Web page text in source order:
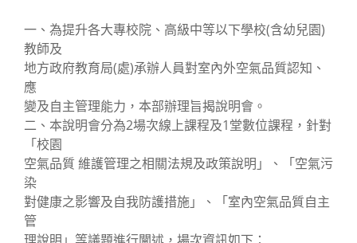
一、為提升各大專校院、高級中等以下學校(含幼兒園)
教師及
地方政府教育局(處)承辦人員對室內外空氣品質認知、
應
變及自主管理能力，本部辦理旨揭說明會。
二、本說明會分為2場次線上課程及1堂數位課程，針對
「校園
空氣品質 維護管理之相關法規及政策說明」、「空氣污
染
對健康之影響及自我防護措施」、「室內空氣品質自主
管